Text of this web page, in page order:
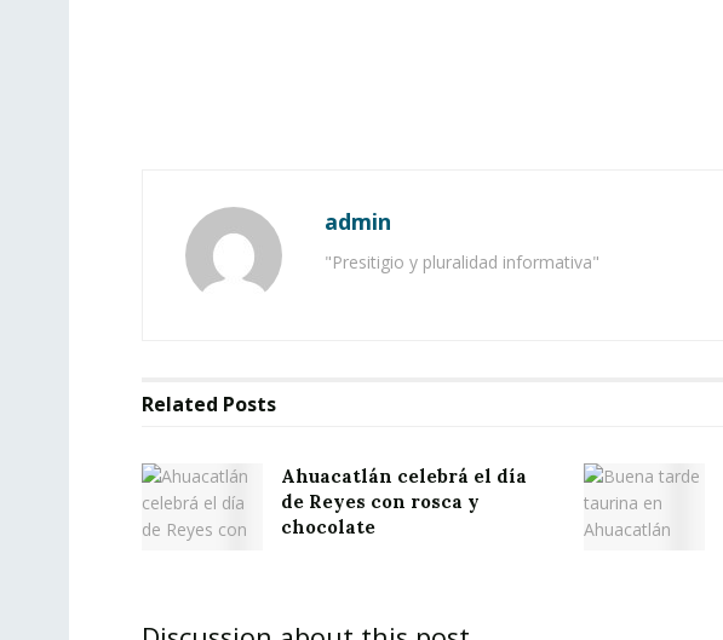
admin
"Presitigio y pluralidad informativa"
Related Posts
Ahuacatlán celebrá el día
de Reyes con rosca y
chocolate